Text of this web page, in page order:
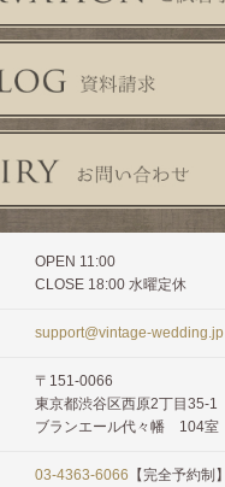
OPEN 11:00
CLOSE 18:00 水曜定休
support@vintage-wedding.jp
〒151-0066
東京都渋谷区西原2丁目35-1
ブランエール代々幡 104室
03-4363-6066 【完全予約制】